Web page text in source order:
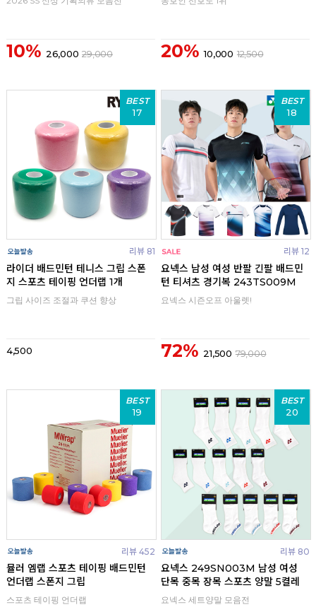
10% 26,000 29,000 20% 10,000 12,500
BEST
17
리뷰 81
라이더 배드민턴 테니스 그립 스폰
지 스포츠 테이핑 언더랩 1개
그립 사이즈 조절과 쿠션 향상
4,500
BEST
18
리뷰 12
요넥스 남성 여성 반팔 긴팔 배드민
턴 티셔츠 경기복 243TS009M
요넥스 시즌오프 아울렛!
72% 21,500 79,000
BEST
19
리뷰 452
뮬러 엠랩 스포츠 테이핑 배드민턴
언더랩 스폰지 그립
스포츠 테이핑 언더랩
BEST
20
리뷰 80
요넥스 249SN003M 남성 여성
단목 중목 장목 스포츠 양말 5켤레
요넥스 세트양말 모음전